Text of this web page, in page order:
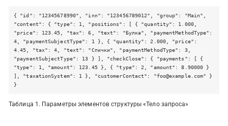
{ "id": "12345678990", "inn": "123456789012", "group": "Main",
"content": { "type": 1, "positions": [ { "quantity": 1.000,
"price": 123.45, "tax": 6, "text": "Булка", "paymentMethodType":
4, "paymentSubjectType": 1 }, { "quantity": 2.000, "price":
4.45, "tax": 4, "text": "Спички", "paymentMethodType": 3,
"paymentSubjectType": 13 } ], "checkClose": { "payments": [ {
"type": 1, "amount": 123.45 }, { "type": 2, "amount": 8.90000 }
], "taxationSystem": 1 }, "customerContact": "foo@example.com" }
}
Таблица 1. Параметры элементов структуры «Тело запроса»